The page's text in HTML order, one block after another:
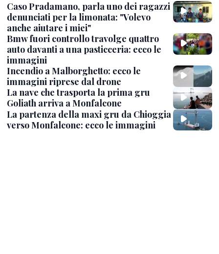
Caso Pradamano, parla uno dei ragazzi
denunciati per la limonata: "Volevo
anche aiutare i miei"
Bmw fuori controllo travolge quattro
auto davanti a una pasticceria: ecco le
immagini
Incendio a Malborghetto: ecco le
immagini riprese dal drone
La nave che trasporta la prima gru
Goliath arriva a Monfalcone
La partenza della maxi gru da Chioggia
verso Monfalcone: ecco le immagini